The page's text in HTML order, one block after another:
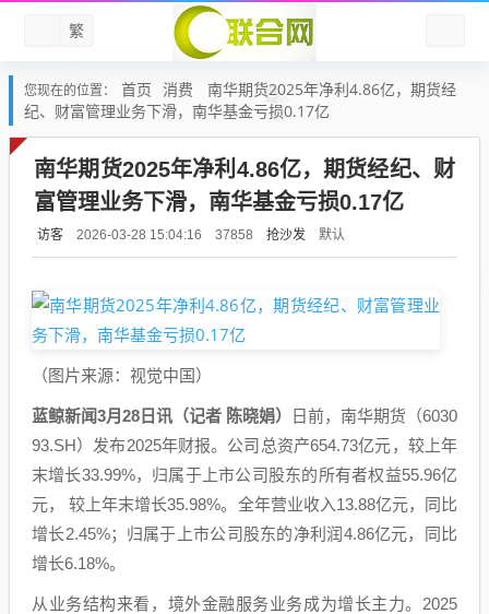
繁
您现在的位置： 首页 消费
南华期货2025年净利4.86亿，期货经
纪、财富管理业务下滑，南华基金亏损0.17亿
南华期货2025年净利4.86亿，期货经纪、财
富管理业务下滑，南华基金亏损0.17亿
访客 2026-03-28 15:04:16 37858 抢沙发 默认
（图片来源：视觉中国）
蓝鲸新闻3月28日讯（记者 陈晓娟）
日前，南华期货（6030
93.SH）发布2025年财报。公司总资产654.73亿元，较上年
末增长33.99%，归属于上市公司股东的所有者权益55.96亿
元， 较上年末增长35.98%。全年营业收入13.88亿元，同比
增长2.45%；归属于上市公司股东的净利润4.86亿元，同比
增长6.18%。
从业务结构来看，境外金融服务业务成为增长主力。2025